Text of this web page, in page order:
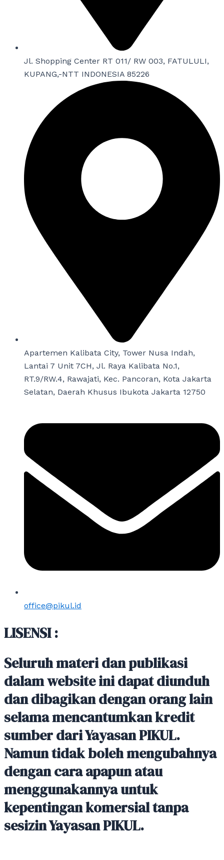
Jl. Shopping Center RT 011/ RW 003, FATULULI,
KUPANG,-NTT INDONESIA 85226
Apartemen Kalibata City, Tower Nusa Indah,
Lantai 7 Unit 7CH, Jl. Raya Kalibata No.1,
RT.9/RW.4, Rawajati, Kec. Pancoran, Kota Jakarta
Selatan, Daerah Khusus Ibukota Jakarta 12750
office@pikul.id
LISENSI :
Seluruh materi dan publikasi
dalam website ini dapat diunduh
dan dibagikan dengan orang lain
selama mencantumkan kredit
sumber dari Yayasan PIKUL.
Namun tidak boleh mengubahnya
dengan cara apapun atau
menggunakannya untuk
kepentingan komersial tanpa
sesizin Yayasan PIKUL.